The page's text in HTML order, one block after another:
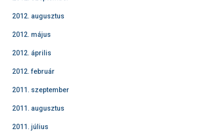
2012. augusztus
2012. május
2012. április
2012. február
2011. szeptember
2011. augusztus
2011. július